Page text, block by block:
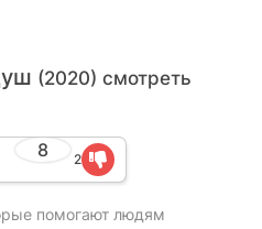
(2020) смотреть
8 2
помогают людям